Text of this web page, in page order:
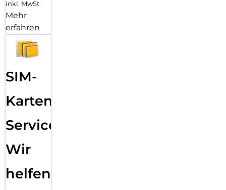
inkl. MwSt.
Mehr
erfahren
SIM-
Karten
Service:
Wir
helfen